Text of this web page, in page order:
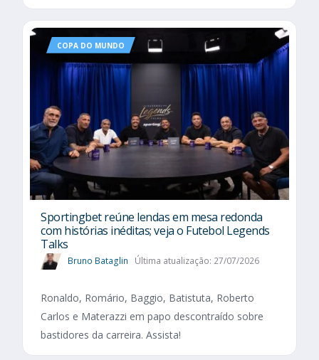
COPA DO MUNDO
Sportingbet reúne lendas em mesa redonda
com histórias inéditas; veja o Futebol Legends
Talks
Bruno Bataglin Última atualização: 27/07/2026
Ronaldo, Romário, Baggio, Batistuta, Roberto
Carlos e Materazzi em papo descontraído sobre
bastidores da carreira. Assista!